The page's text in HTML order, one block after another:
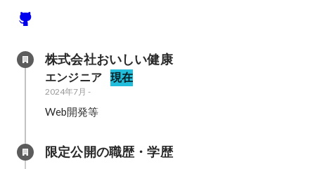
株式会社おいしい健康
エンジニア 現在
2024年7月 -
Web開発等
限定公開の職歴・学歴